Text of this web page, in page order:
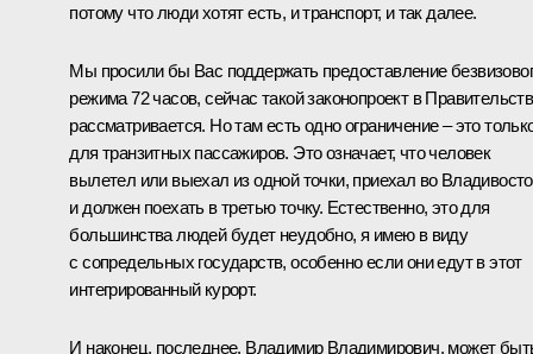
потому что люди хотят есть, и транспорт, и так далее.
Мы просили бы Вас поддержать предоставление
режима 72 часов, сейчас такой законопроект в
рассматривается. Но там есть одно ограничение – это
для транзитных пассажиров. Это означает, что человек
вылетел или выехал из одной точки, приехал во
и должен поехать в третью точку. Естественно, это для
большинства людей будет неудобно, я имею в виду
с сопредельных государств, особенно если они едут в этот
интегрированный курорт.
И наконец, последнее, Владимир Владимирович, может